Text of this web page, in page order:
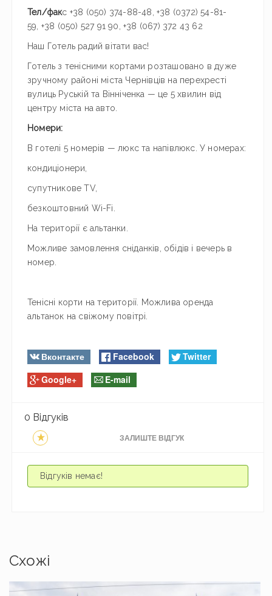
Тел/факс +38 (050) 374-88-48, +38 (0372) 54-81-
59, +38 (050) 527 91 90, +38 (067) 372 43 62
Наш Готель радий вітати вас!
Готель з тенісними кортами розташовано в дуже
зручному районі міста Чернівців на перехресті
вулиць Руській та Вінніченка — це 5 хвилин від
центру міста на авто.
Номери:
В готелі 5 номерів — люкс та напівлюкс. У номерах:
кондиціонери,
супутникове ТV,
безкоштовний Wi-Fi.
На території є альтанки.
Можливе замовлення сніданків, обідів і вечерь в
номер.
Тенісні корти на території. Можлива оренда
альтанок на свіжому повітрі.
Вконтакте Facebook
Twitter
Google+
E-mail
0 Відгуків
ЗАЛИШТЕ ВІДГУК
Відгуків немає!
Схожі